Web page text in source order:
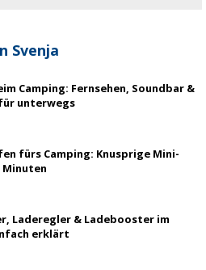
Svenja
Camping: Fernsehen, Soundbar &
unterwegs
fürs Camping: Knusprige Mini-
Minuten
Laderegler & Ladebooster im
erklärt